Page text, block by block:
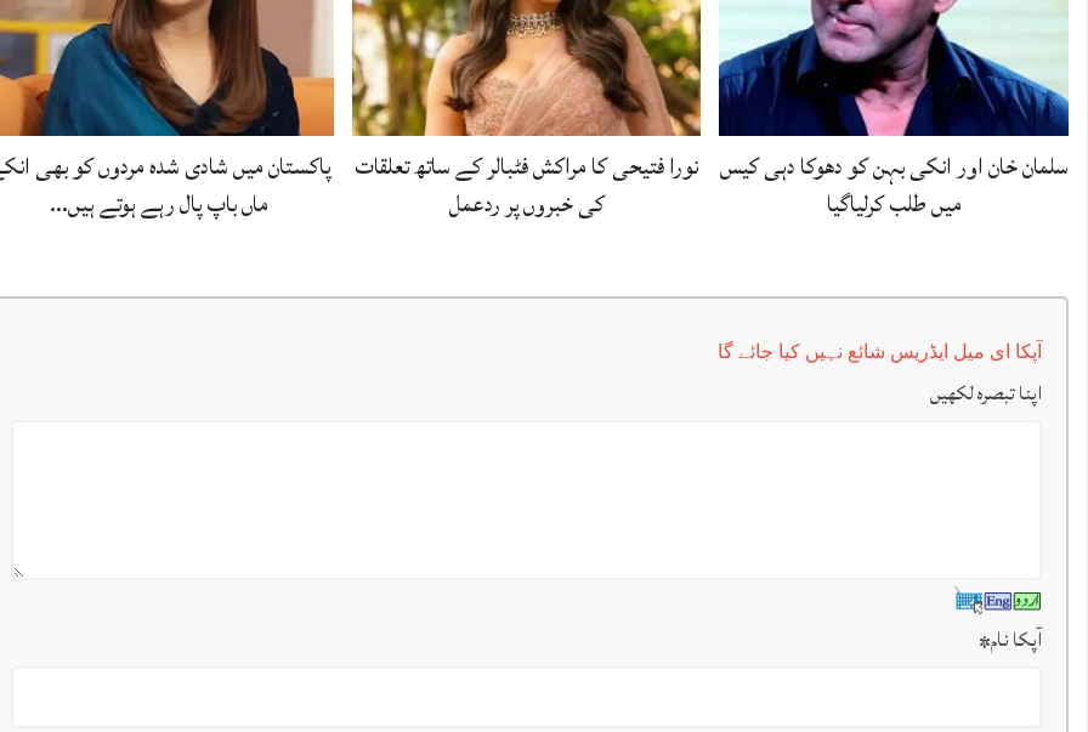
سلمان خان اور انکی بہن کو دھوکا دہی کیس
میں طلب کرلیاگیا
نورا فتیحی کا مراکش فٹبالر کے ساتھ تعلقات
کی خبروں پر ردعمل
پاکستان میں شادی شدہ مردوں کو بھی
ماں باپ پال رہے ہوتے ہیں…
آپکا ای میل ایڈریس شائع نہیں کیا جائے گا
اپنا تبصرہ لکھیں
آپکا نام*